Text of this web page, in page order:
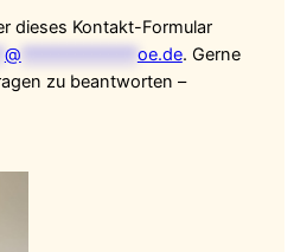
dieses Kontakt-Formular
@ oe.de. Gerne
zu beantworten –